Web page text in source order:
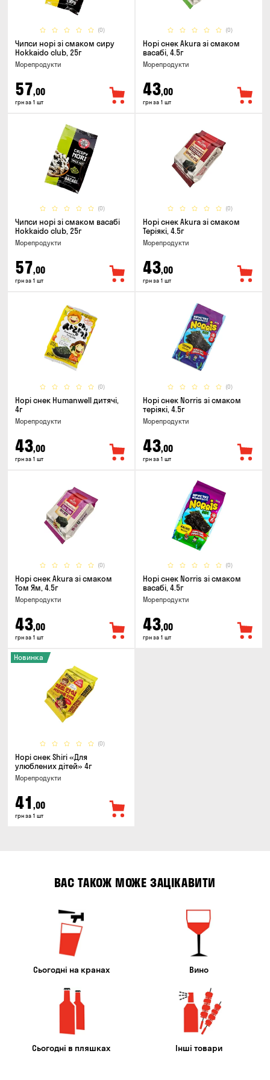
(0)
Чипси норі зі смаком сиру
Hokkaido club, 25г
Морепродукти
57,00
грн за 1 шт
(0)
Норі снек Akura зі смаком
васабі, 4.5г
Морепродукти
43,00
грн за 1 шт
(0)
Чипси норі зі смаком васабі
Hokkaido club, 25г
Морепродукти
57,00
грн за 1 шт
(0)
Норі снек Akura зі смаком
Теріякі, 4.5г
Морепродукти
43,00
грн за 1 шт
(0)
Норі снек Humanwell дитячі,
4г
Морепродукти
43,00
грн за 1 шт
(0)
Норі снек Norris зі смаком
теріякі, 4.5г
Морепродукти
43,00
грн за 1 шт
(0)
Норі снек Akura зі смаком
Том Ям, 4.5г
Морепродукти
43,00
грн за 1 шт
(0)
Норі снек Norris зі смаком
васабі, 4.5г
Морепродукти
43,00
грн за 1 шт
(0)
Новинка
Норі снек Shiri «Для
улюблених дітей» 4г
Морепродукти
41 ,00
грн за 1 шт
ВАС ТАКОЖ МОЖЕ ЗАЦІКАВИТИ
Сьогодні на кранах Вино
Сьогодні в пляшках Інші товари